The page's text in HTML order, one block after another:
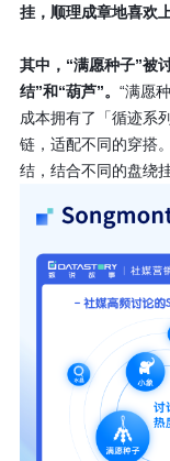
挂，顺理成章地喜欢
其中，“满愿种子”被
结”和“葫芦”。 “满愿
成本拥有了「循迹系
链，适配不同的穿搭
结，结合不同的盘绕